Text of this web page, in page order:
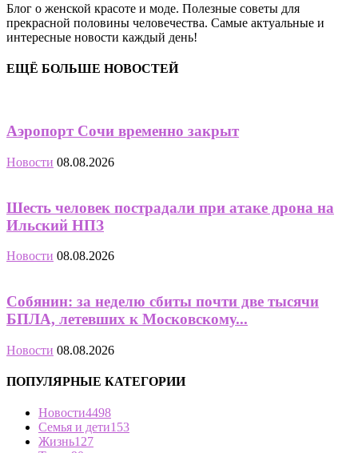
Блог о женской красоте и моде. Полезные советы для
прекрасной половины человечества. Самые актуальные и
интересные новости каждый день!
ЕЩЁ БОЛЬШЕ НОВОСТЕЙ
Аэропорт Сочи временно закрыт
Новости 08.08.2026
Шесть человек пострадали при атаке дрона на
Ильский НПЗ
Новости 08.08.2026
Собянин: за неделю сбиты почти две тысячи
БПЛА, летевших к Московскому...
Новости 08.08.2026
ПОПУЛЯРНЫЕ КАТЕГОРИИ
Новости4498
Семья и дети153
Жизнь127